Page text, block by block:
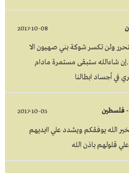
2017-10-08
ولن تكسر شوكة بني صهيون الا
..إن شاءالله ستبقى مستمرة مادام
في أجساد ابطالنا
- فلسطين 2017-10-05
الله يوفقكم ويشدد علي اايديهم
قلولهم باذن الله